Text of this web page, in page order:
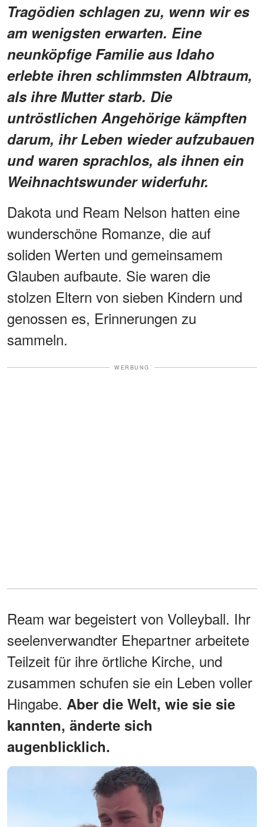
Tragödien schlagen zu, wenn wir es
am wenigsten erwarten. Eine
neunköpfige Familie aus Idaho
erlebte ihren schlimmsten Albtraum,
als ihre Mutter starb. Die
untröstlichen Angehörige kämpften
darum, ihr Leben wieder aufzubauen
und waren sprachlos, als ihnen ein
Weihnachtswunder widerfuhr.
Dakota und Ream Nelson hatten eine
wunderschöne Romanze, die auf
soliden Werten und gemeinsamem
Glauben aufbaute. Sie waren die
stolzen Eltern von sieben Kindern und
genossen es, Erinnerungen zu
sammeln.
WERBUNG
Ream war begeistert von Volleyball. Ihr
seelenverwandter Ehepartner arbeitete
Teilzeit für ihre örtliche Kirche, und
zusammen schufen sie ein Leben voller
Hingabe. Aber die Welt, wie sie sie
kannten, änderte sich
augenblicklich.